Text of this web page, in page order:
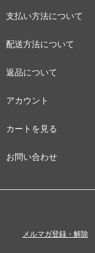
支払い方法について
配送方法について
返品について
アカウント
カートを見る
お問い合わせ
メルマガ登録・解除